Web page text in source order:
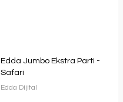
Edda Jumbo Ekstra Parti -
Safari
Edda Dijital